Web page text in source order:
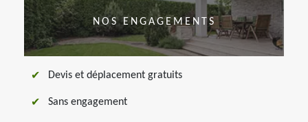
NOS ENGAGEMENTS
Devis et déplacement gratuits
Sans engagement